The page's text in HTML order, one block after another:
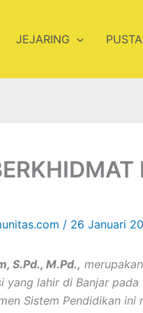
JEJARING
/ 26 Januari
S.Pd., M.Pd.,
yang lahir di Banjar pada
Sistem Pendidikan